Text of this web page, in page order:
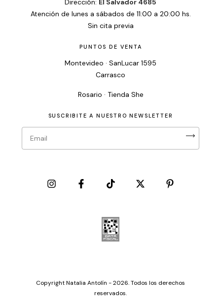
Dirección: El Salvador 4685
Atención de lunes a sábados de 11:00 a 20:00 hs.
Sin cita previa
PUNTOS DE VENTA
Montevideo · SanLucar 1595
Carrasco
Rosario · Tienda She
SUSCRIBITE A NUESTRO NEWSLETTER
Copyright Natalia Antolín - 2026. Todos los derechos
reservados.